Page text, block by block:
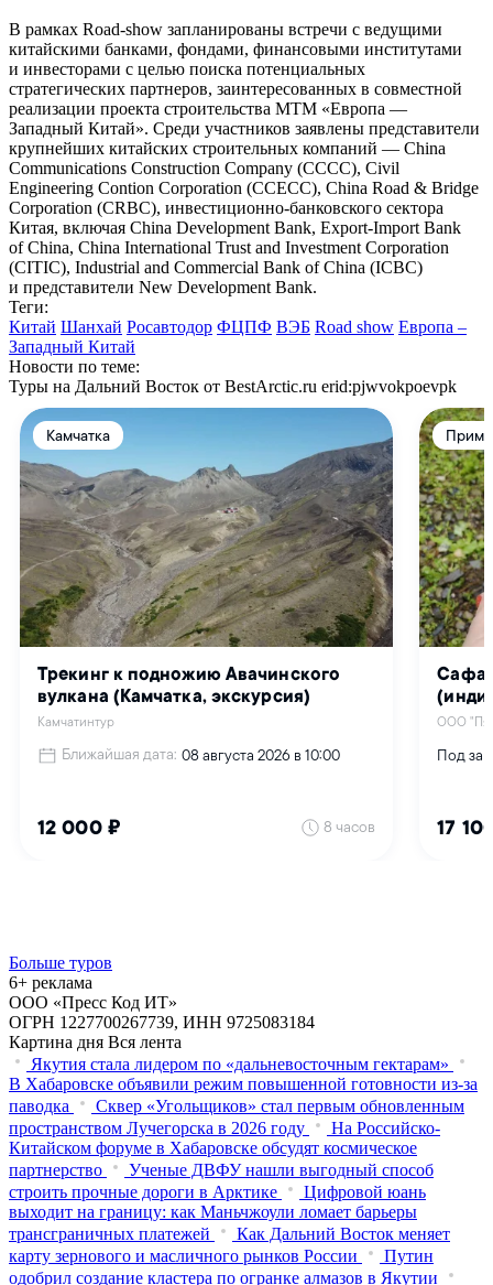
В рамках Road-show запланированы встречи с ведущими
китайскими банками, фондами, финансовыми институтами
и инвесторами с целью поиска потенциальных
стратегических партнеров, заинтересованных в совместной
реализации проекта строительства МТМ «Европа —
Западный Китай». Среди участников заявлены представители
крупнейших китайских строительных компаний — China
Communications Construction Company (CCCC), Civil
Engineering Contion Corporation (ССЕСС), China Road & Bridge
Corporation (CRBC), инвестиционно-банковского сектора
Китая, включая China Development Bank, Export-Import Bank
of China, China International Trust and Investment Corporation
(CITIC), Industrial and Commercial Bank of China (ICBC)
и представители New Development Bank.
Теги:
Китай Шанхай Росавтодор ФЦПФ ВЭБ Road show Европа –
Западный Китай
Новости по теме:
Туры на Дальний Восток от BestArctic.ru erid:pjwvokpoevpk
Больше туров
6+ реклама
ООО «Пресс Код ИТ»
ОГРН 1227700267739, ИНН 9725083184
Картина дня Вся лента
Якутия стала лидером по «дальневосточным гектарам»
В Хабаровске объявили режим повышенной готовности из‑за
паводка
Сквер «Угольщиков» стал первым обновленным
пространством Лучегорска в 2026 году
На Российско-
Китайском форуме в Хабаровске обсудят космическое
партнерство
Ученые ДВФУ нашли выгодный способ
строить прочные дороги в Арктике
Цифровой юань
выходит на границу: как Маньчжоули ломает барьеры
трансграничных платежей
Как Дальний Восток меняет
карту зернового и масличного рынков России
Путин
одобрил создание кластера по огранке алмазов в Якутии